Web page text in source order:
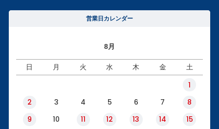
営業日カレンダー
8月
日 月 火 水 木 金 土
1
2
3 4 5 6 7
8
9
10 11 12 13 14
15